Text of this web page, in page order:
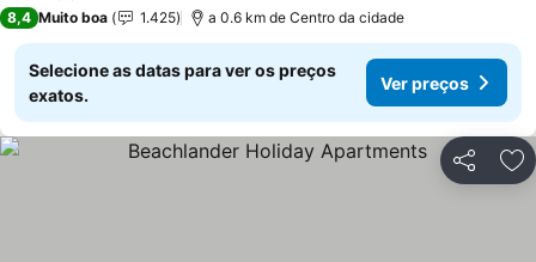
8,4 Muito boa 1.425 a 0.6 km de Centro da cidade
Selecione as datas para ver os preços
exatos.
Ver preços
Partilhar